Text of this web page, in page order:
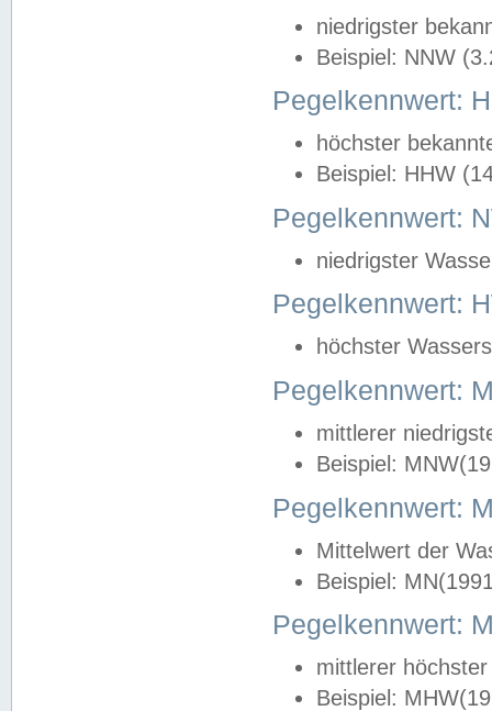
niedrigster
Beispiel: NNW
Pegelkennwert:
höchster
Beispiel: HHW
Pegelkennwert:
niedrigster
Pegelkennwert:
höchster
Pegelkennwert:
mittlerer
Beispiel:
Pegelkennwert:
Mittelwert der
Beispiel:
Pegelkennwert:
mittlerer
Beispiel: